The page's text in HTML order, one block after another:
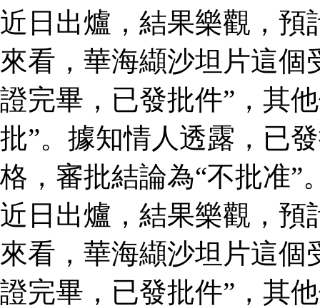
近日出爐，結果樂觀，預
來看，華海纈沙坦片這個
證完畢，已發批件”，其
批”。據知情人透露，已
格，審批結論為“不批准”
近日出爐，結果樂觀，預
來看，華海纈沙坦片這個
證完畢，已發批件”，其